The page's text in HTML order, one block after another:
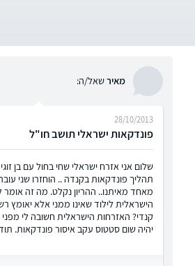
מאירשאל/ה:
פונדקאות ישראלי תושב חו"ל
28/10/2013
שלום אני אזרח ישראלי שחי בחול עם בן
תהליך פונדקאות בקנדה .. הוחזרו שני
מאחד מאיתנו.. ההריון נקלט. מה זה אומר
הישראלית לילוד שאינו ממני אלא יאומץ
קנדי? האזרחות הישראלית חשובה לי
יהיה שום סטטוס עקב איסור פונדקאות.